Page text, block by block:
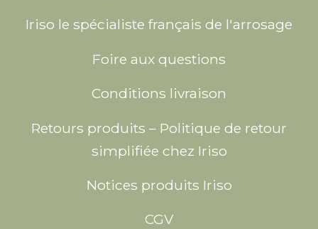
Iriso le spécialiste français de l'arrosage
Foire aux questions
Conditions livraison
Retours produits – Politique de retour
simplifiée chez Iriso
Notices produits Iriso
CGV